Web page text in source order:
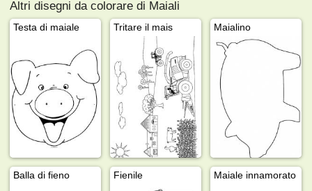
Altri disegni da colorare di Maiali
Testa di maiale Tritare il mais Maialino
Balla di fieno Fienile Maiale innamorato